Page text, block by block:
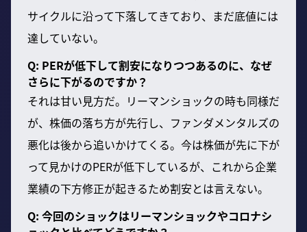
サイクルに沿って下落してきており、まだ底値には
達していない。
Q: PERが低下して割安になりつつあるのに、なぜ
さらに下がるのですか？
それは甘い見方だ。リーマンショックの時も同様だ
が、株価の落ち方が先行し、ファンダメンタルズの
悪化は後から追いかけてくる。今は株価が先に下が
って見かけのPERが低下しているが、これから企業
業績の下方修正が起きるため割安とは言えない。
Q: 今回のショックはリーマンショックやコロナシ